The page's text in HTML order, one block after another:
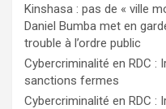
Kinshasa : pas de « ville
Daniel Bumba met en
trouble à l’ordre public
Cybercriminalité en RDC :
sanctions fermes
Cybercriminalité en RDC :